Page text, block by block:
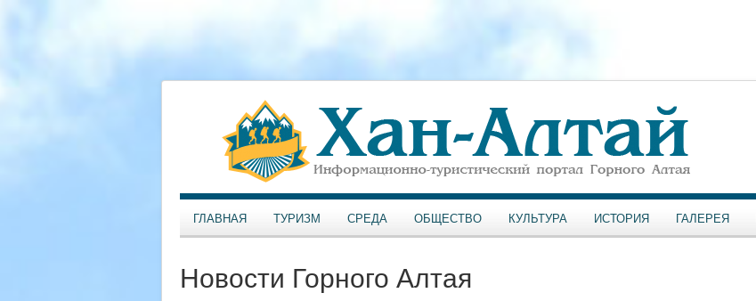
ГЛАВНАЯ ТУРИЗМ СРЕДА ОБЩЕСТВО КУЛЬТУРА ИСТОРИЯ ГАЛЕРЕЯ
Новости Горного Алтая